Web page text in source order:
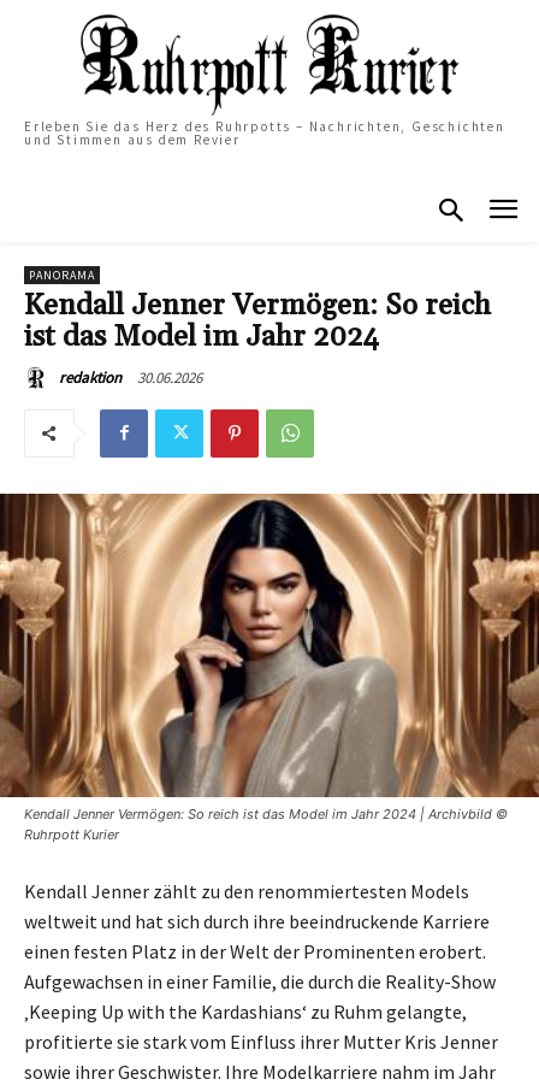
Erleben Sie das Herz des Ruhrpotts – Nachrichten, Geschichten
und Stimmen aus dem Revier
PANORAMA
Kendall Jenner Vermögen: So reich
ist das Model im Jahr 2024
redaktion 30.06.2026
Kendall Jenner Vermögen: So reich ist das Model im Jahr 2024 | Archivbild ©
Ruhrpott Kurier
Kendall Jenner zählt zu den renommiertesten Models
weltweit und hat sich durch ihre beeindruckende Karriere
einen festen Platz in der Welt der Prominenten erobert.
Aufgewachsen in einer Familie, die durch die Reality-Show
‚Keeping Up with the Kardashians‘ zu Ruhm gelangte,
profitierte sie stark vom Einfluss ihrer Mutter Kris Jenner
sowie ihrer Geschwister. Ihre Modelkarriere nahm im Jahr